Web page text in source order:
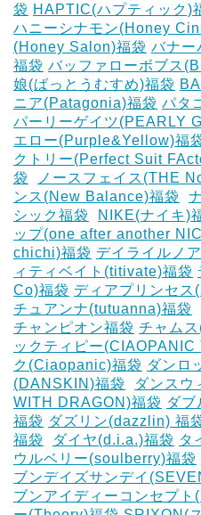
袋 HAPTIC(ハプティック)
ハニーシナモン(Honey
(Honey Salon)福袋 バナ
福袋 バッファローボブス
娘(ばっとうむすめ)福袋
ニア(Patagonia)福袋 パタ
パーリーゲイツ(PEARLY
エロー(Purple&Yellow)福
クトリー(Perfect Suit
袋
ノースフェイス(THE
ンス(New Balance)福袋
シック福袋
NIKE(ナイキ)
ップ(one after another
chichi)福袋 デイライルノ
ィティベイト(titivate)福袋
Co)福袋 ディアプリンセ
チュアンナ(tutuanna)福袋
チャンピオン福袋 チャム
ックティピー(CIAOPANIC
ク(Ciaopanic)福袋 ダンロ
(DANSKIN)福袋
ダンスウ
WITH DRAGON)福袋 ダ
福袋 ダズリン(dazzlin) 福
福袋
ダイヤ(d.i.a.)福袋 タ
ウルベリー(soulberry)福袋
ブンデイズサンデイ
ブンアイディーコンセプ